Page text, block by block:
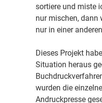
sortiere und miste
nur mischen, dann
nur in einer
Dieses Projekt
Situation heraus
wurden die
Andruckpresse